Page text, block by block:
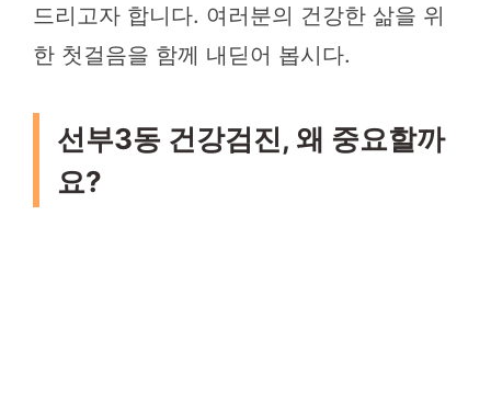
드리고자 합니다. 여러분의 건강한 삶을 위
한 첫걸음을 함께 내딛어 봅시다.
선부3동 건강검진, 왜 중요할까
요?